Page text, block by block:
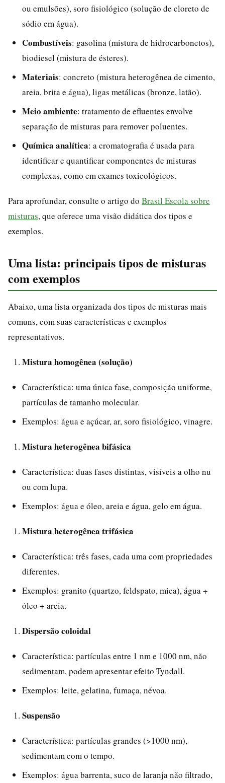
ou emulsões), soro fisiológico (solução de cloreto de
sódio em água).
Combustíveis: gasolina (mistura de hidrocarbonetos),
biodiesel (mistura de ésteres).
Materiais: concreto (mistura heterogênea de cimento,
areia, brita e água), ligas metálicas (bronze, latão).
Meio ambiente: tratamento de efluentes envolve
separação de misturas para remover poluentes.
Química analítica: a cromatografia é usada para
identificar e quantificar componentes de misturas
complexas, como em exames toxicológicos.
Para aprofundar, consulte o artigo do Brasil Escola sobre
misturas, que oferece uma visão didática dos tipos e
exemplos.
Uma lista: principais tipos de misturas
com exemplos
Abaixo, uma lista organizada dos tipos de misturas mais
comuns, com suas características e exemplos
representativos.
Mistura homogênea (solução)
Característica: uma única fase, composição uniforme,
partículas de tamanho molecular.
Exemplos: água e açúcar, ar, soro fisiológico, vinagre.
Mistura heterogênea bifásica
Característica: duas fases distintas, visíveis a olho nu
ou com lupa.
Exemplos: água e óleo, areia e água, gelo em água.
Mistura heterogênea trifásica
Característica: três fases, cada uma com propriedades
diferentes.
Exemplos: granito (quartzo, feldspato, mica), água +
óleo + areia.
Dispersão coloidal
Característica: partículas entre 1 nm e 1000 nm, não
sedimentam, podem apresentar efeito Tyndall.
Exemplos: leite, gelatina, fumaça, névoa.
Suspensão
Característica: partículas grandes (>1000 nm),
sedimentam com o tempo.
Exemplos: água barrenta, suco de laranja não filtrado,